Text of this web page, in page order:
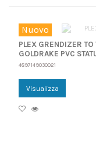
Nuovo
PLEX GRENDIZER
GOLDRAKE PVC
4897149030021
Visualizza